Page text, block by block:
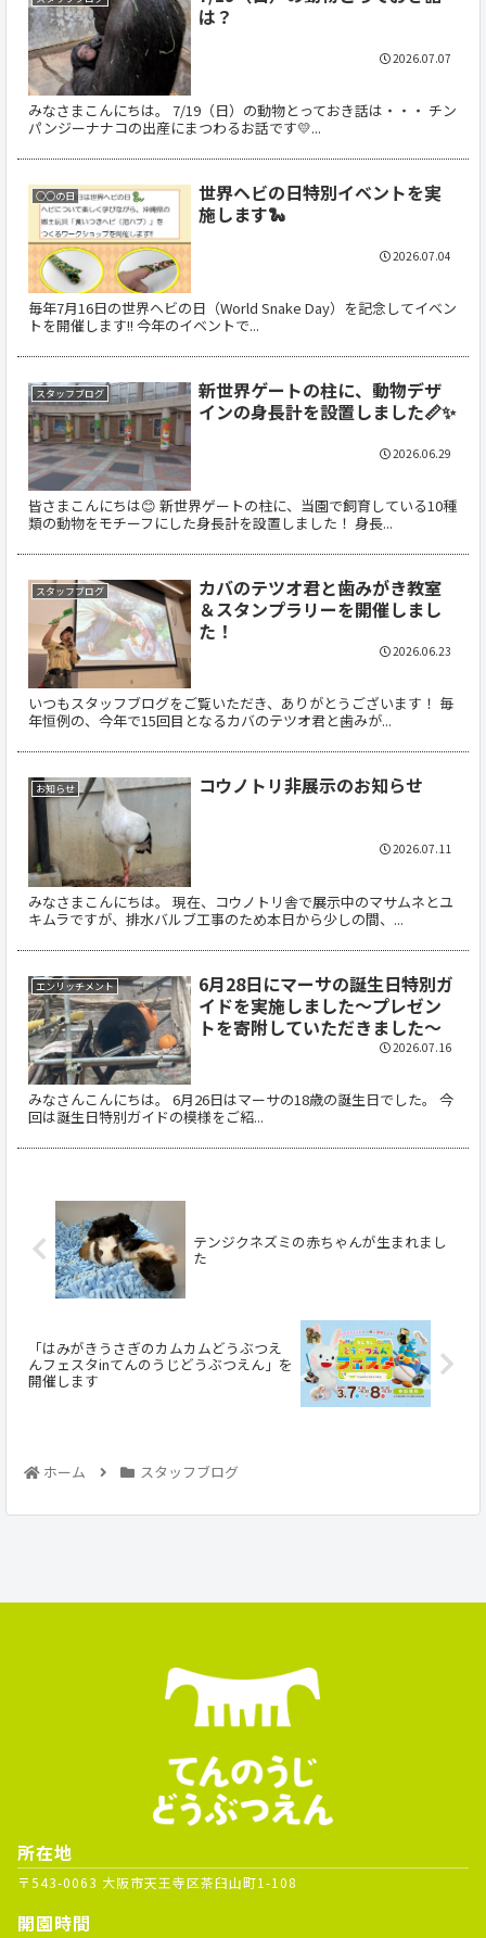
は？
みなさまこんにちは。 7/19（日）の動物とっておき話は・・・ チン
パンジーナナコの出産にまつわるお話です💛...
2026.07.07
○○の日
世界ヘビの日特別イベントを実
施します🐍
毎年7月16日の世界ヘビの日（World Snake Day）を記念してイベン
トを開催します!! 今年のイベントで...
2026.07.04
スタッフブログ
新世界ゲートの柱に、動物デザ
インの身長計を設置しました📏✨
皆さまこんにちは😊 新世界ゲートの柱に、当園で飼育している10種
類の動物をモチーフにした身長計を設置しました！ 身長...
2026.06.29
スタッフブログ
カバのテツオ君と歯みがき教室
＆スタンプラリーを開催しまし
た！
いつもスタッフブログをご覧いただき、ありがとうございます！ 毎
年恒例の、今年で15回目となるカバのテツオ君と歯みが...
2026.06.23
お知らせ コウノトリ非展示のお知らせ
みなさまこんにちは。 現在、コウノトリ舎で展示中のマサムネとユ
キムラですが、排水バルブ工事のため本日から少しの間、...
2026.07.11
エンリッチメント
6月28日にマーサの誕生日特別ガ
イドを実施しました～プレゼン
トを寄附していただきました～
みなさんこんにちは。 6月26日はマーサの18歳の誕生日でした。 今
回は誕生日特別ガイドの模様をご紹...
2026.07.16
テンジクネズミの赤ちゃんが生まれまし
た
「はみがきうさぎのカムカムどうぶつえ
んフェスタinてんのうじどうぶつえん」を
開催します
ホーム スタッフブログ
所在地
〒543-0063 大阪市天王寺区茶臼山町1-108
開園時間